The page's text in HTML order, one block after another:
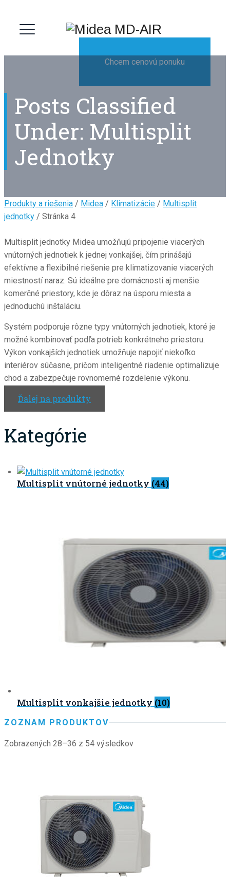
Chcem cenovú ponuku
Posts Classified
Under: Multisplit
Jednotky
Produkty a riešenia / Midea / Klimatizácie / Multisplit
jednotky / Stránka 4
Multisplit jednotky Midea umožňujú pripojenie viacerých
vnútorných jednotiek k jednej vonkajšej, čím prinášajú
efektívne a flexibilné riešenie pre klimatizovanie viacerých
miestností naraz. Sú ideálne pre domácnosti aj menšie
komerčné priestory, kde je dôraz na úsporu miesta a
jednoduchú inštaláciu.
Systém podporuje rôzne typy vnútorných jednotiek, ktoré je
možné kombinovať podľa potrieb konkrétneho priestoru.
Výkon vonkajších jednotiek umožňuje napojiť niekoľko
interiérov súčasne, pričom inteligentné riadenie optimalizuje
chod a zabezpečuje rovnomerné rozdelenie výkonu.
Ďalej na produkty
Kategórie
Multisplit vnútorné jednotky (44)
Multisplit vonkajšie jednotky (10)
ZOZNAM PRODUKTOV
Zobrazených 28–36 z 54 výsledkov